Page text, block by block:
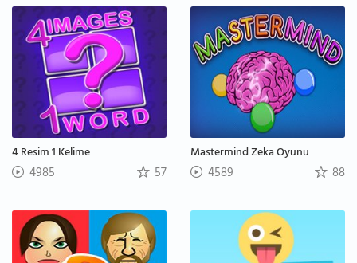
4 Resim 1 Kelime
4985 57
Mastermind Zeka Oyunu
4589 88